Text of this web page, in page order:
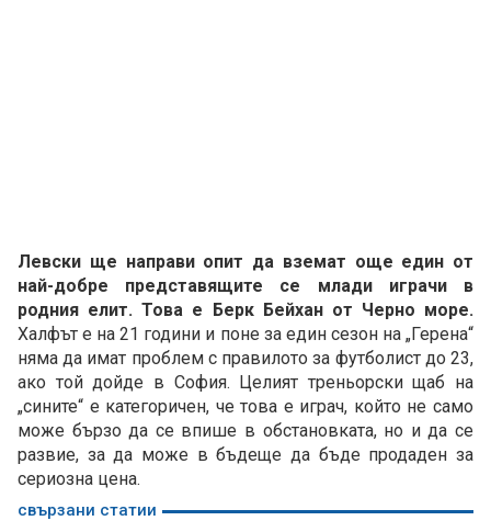
Левски ще направи опит да вземат още един от
най-добре представящите се млади играчи в
родния елит. Това е Берк Бейхан от Черно море.
Халфът е на 21 години и поне за един сезон на „Герена“
няма да имат проблем с правилото за футболист до 23,
ако той дойде в София. Целият треньорски щаб на
„сините“ е категоричен, че това е играч, който не само
може бързо да се впише в обстановката, но и да се
развие, за да може в бъдеще да бъде продаден за
сериозна цена.
свързани статии